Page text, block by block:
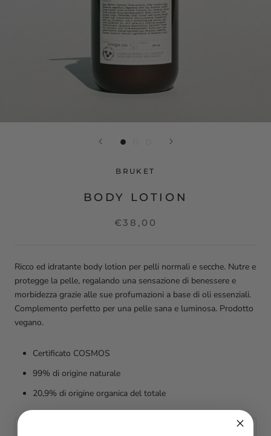
BRUKET
BODY LOTION
€38,00
Ricco ed idratante body lotion per pelli normali e secche. Nutre e
protegge la pelle, regalando una sensazione di benessere e
morbidezza grazie alle sue profumazioni a base di oli essenziali.
Complemento perfetto per una pelle sana e luminosa. Prodotto
vegano.
Certificato COSMOS
99% di origine naturale
20,9% di origine organica del totale